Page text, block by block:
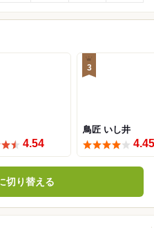
4.54
3
鳥匠 いし井
4.45
切り替える